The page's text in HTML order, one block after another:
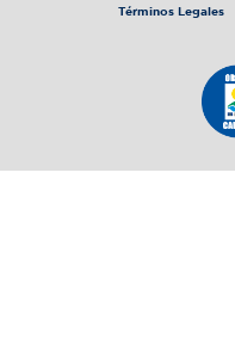
Términos Legales